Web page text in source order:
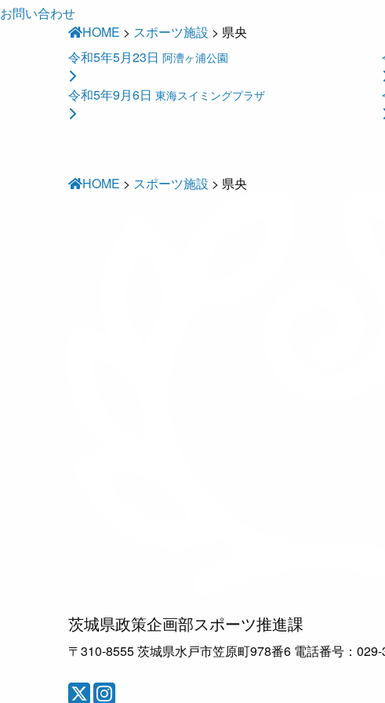
お問い合わせ
HOME > スポーツ施設 > 県央
令和5年5月23日 阿漕ヶ浦公園
令和5年9月6日 東海スイミングプラザ
HOME > スポーツ施設 > 県央
茨城県政策企画部スポーツ推進課
〒310-8555 茨城県水戸市笠原町978番6 電話番号：